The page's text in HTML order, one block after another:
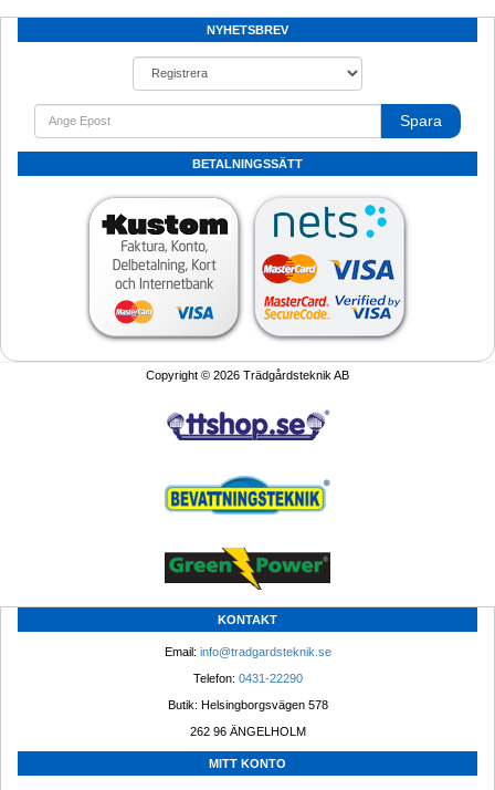
NYHETSBREV
Spara
BETALNINGSSÄTT
Copyright © 2026 Trädgårdsteknik AB
KONTAKT
Email: info@tradgardsteknik.se
Telefon: 0431-22290
Butik: Helsingborgsvägen 578
262 96 ÄNGELHOLM
MITT KONTO